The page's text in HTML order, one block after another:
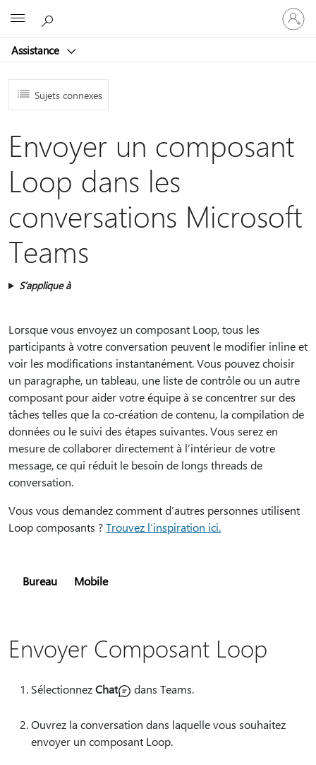
Assistance
vous
à
compte
Sujets connexes
Envoyer un composant
Loop dans les
conversations Microsoft
Teams
S’applique à
Lorsque vous envoyez un composant Loop, tous les
participants à votre conversation peuvent le modifier inline et
voir les modifications instantanément. Vous pouvez choisir
un paragraphe, un tableau, une liste de contrôle ou un autre
composant pour aider votre équipe à se concentrer sur des
tâches telles que la co-création de contenu, la compilation de
données ou le suivi des étapes suivantes. Vous serez en
mesure de collaborer directement à l’intérieur de votre
message, ce qui réduit le besoin de longs threads de
conversation.
Vous vous demandez comment d’autres personnes utilisent
Loop composants ?Trouvez l’inspiration ici.
Bureau Mobile
Envoyer Composant Loop
SélectionnezChat dans Teams.
Ouvrez la conversation dans laquelle vous souhaitez
envoyer un composant Loop.